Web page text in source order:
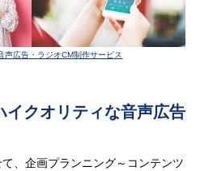
声広告・ラジオCM制作サービス
イクオリティな音声広告
、企画プランニング～コンテンツ